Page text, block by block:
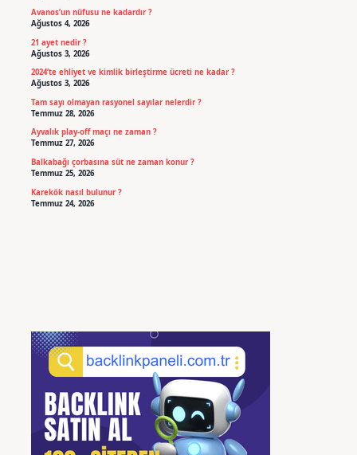
Avanos’un nüfusu ne kadardır ?
Ağustos 4, 2026
21 ayet nedir ?
Ağustos 3, 2026
2024’te ehliyet ve kimlik birleştirme ücreti ne kadar ?
Ağustos 3, 2026
Tam sayı olmayan rasyonel sayılar nelerdir ?
Temmuz 28, 2026
Ayvalık play-off maçı ne zaman ?
Temmuz 27, 2026
Balkabağı çorbasına süt ne zaman konur ?
Temmuz 25, 2026
Karekök nasıl bulunur ?
Temmuz 24, 2026